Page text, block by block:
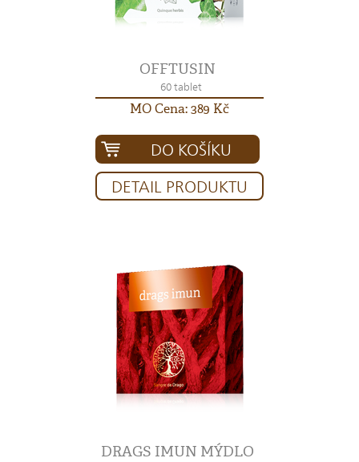
OFFTUSIN
60 tablet
MO Cena: 389 Kč
DO KOŠÍKU
DETAIL PRODUKTU
DRAGS IMUN MÝDLO